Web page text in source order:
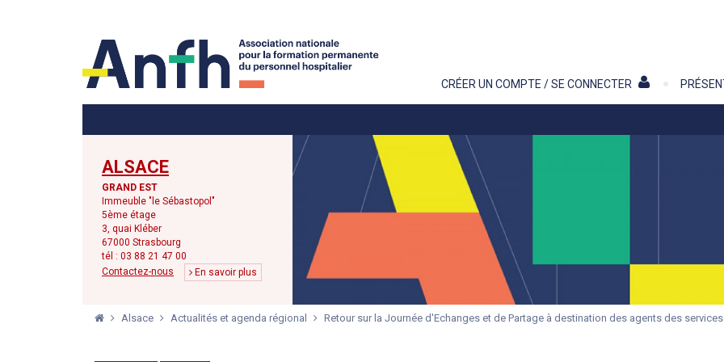
CRÉER UN COMPTE / SE CONNECTER
ALSACE
GRAND EST
Immeuble "le Sébastopol"
5ème étage
3, quai Kléber
67000 Strasbourg
tél : 03 88 21 47 00
Contactez-nous
En savoir plus
Alsace Actualités et agenda régional Retour sur la Journée d'Echanges et de Partage à destination des agents des